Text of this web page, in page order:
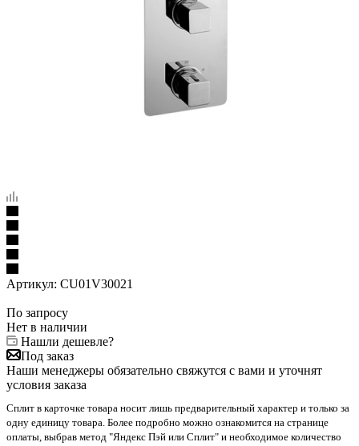
Артикул: CU01V30021
По запросу
Нет в наличии
Нашли дешевле?
Под заказ
Наши менеджеры обязательно свяжутся с вами и уточнят
условия заказа
Сплит в карточке товара носит лишь предварительный характер и только за
одну единицу товара. Более подробно можно ознакомится на странице
оплаты, выбрав метод "Яндекс Пэй или Сплит" и необходимое количество